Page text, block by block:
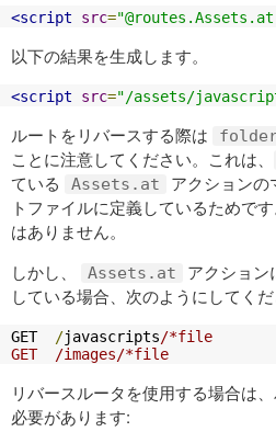
<script src=
以下の結果を生成します。
<script src="/assets/
ルートをリバースする際は
ことに注意してください。これは、
ている
Assets.at
アクションの
トファイルに定義しているためで
はありません。
しかし、
Assets.at
アクション
している場合、次のようにしてく
GET /javascripts/*file
GET  /images/*file
リバースルータを使用する場合は
必要があります: